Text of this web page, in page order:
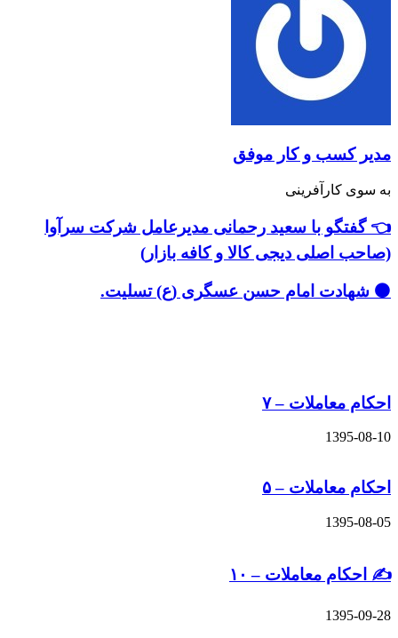
و کار موفق
با سعید رحمانی مدیرعامل شرکت سرآوا
دیجی کالا و کافه بازار)
امام حسن عسگری (ع) تسلیت.
– ۷
– ۵
معاملات – ۱۰